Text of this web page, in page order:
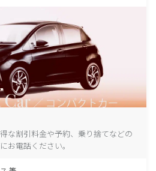
な割引料金や予約、乗り捨てなどの
お電話ください。